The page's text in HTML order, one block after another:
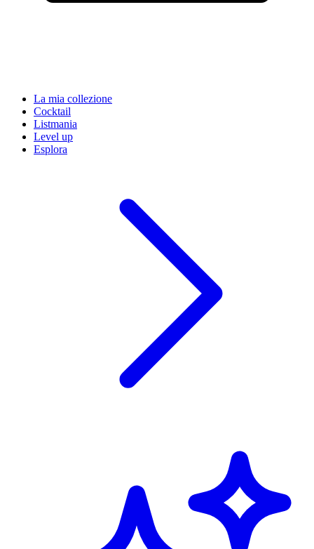
La mia collezione
Cocktail
Listmania
Level up
Esplora